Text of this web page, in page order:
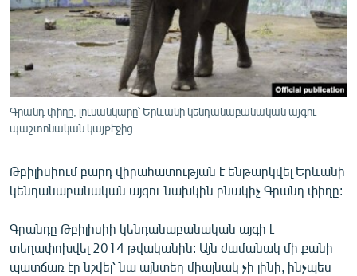
ՄՇԱԿՈՒՅԹ
ՍՊՈՐՏ
ՄԵԿՆԱԲԱՆՈՒԹՅՈՒՆ
ՏՏ ԵՒ ԻՆՏԵՐՆԵՏ
ԿՈՐՈՆԱՎԻՐՈՒՍ
ՏԵՍԱՆՅՈՒԹԵՐ
ՁԳՏԵԼՈՎ ԼԱՎԱԳՈՒՅՆԻՆ
ՓՈԴՔԱՍԹ
Գրանդ փիղը, լուսանկարը՝ Երևանի կենդանաբանական այգու
պաշտոնական կայքէջից
Թբիլիսիում բարդ վիրահատության է ենթարկվել Երևանի
կենդանաբանական այգու նախկին բնակիչ Գրանդ փիղը:
Գրանդը Թբիլիսիի կենդանաբանական այգի է
տեղափոխվել 2014 թվականին: Այն ժամանակ մի քանի
պատճառ էր նշվել՝ նա այնտեղ միայնակ չի լինի, ինչպես